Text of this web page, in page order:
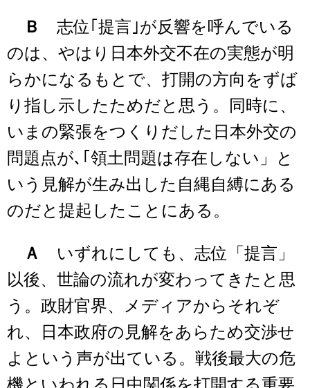
Ｂ
志位｢提言｣が反響を呼んでいる
のは、やはり日本外交不在の実態が明
らかになるもとで、打開の方向をずば
り指し示したためだと思う。同時に、
いまの緊張をつくりだした日本外交の
問題点が､｢領土問題は存在しない」と
いう見解が生み出した自縄自縛にある
のだと提起したことにある。
Ａ
いずれにしても、志位「提言」
以後、世論の流れが変わってきたと思
う。政財官界、メディアからそれぞ
れ、日本政府の見解をあらため交渉せ
よという声が出ている。戦後最大の危